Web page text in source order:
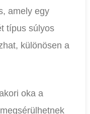
amely egy
típus súlyos
különösen a
oka a